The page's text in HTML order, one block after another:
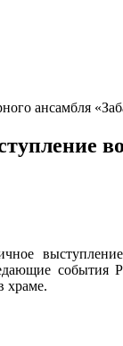
ансамбля
события
храме.